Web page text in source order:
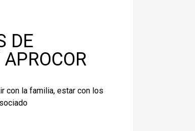
DE
con la familia, estar con los